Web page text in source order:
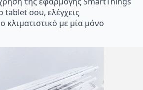
tablet σου, ελέγχεις
κλιματιστικό με μία μόνο